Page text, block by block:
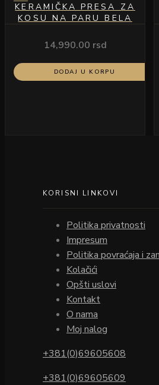
KERAMIČKA PRESA ZA
KOSU NA PARU BELA
14,990.00 rsd
DODAJ U KORPU
KORISNI LINKOVI
Politika privatnosti
Impresum
Politika povraćaja i
Kolačići
Opšti uslovi
Kontakt
O nama
Moj nalog
+381(0)69605608
+381(0)69605609